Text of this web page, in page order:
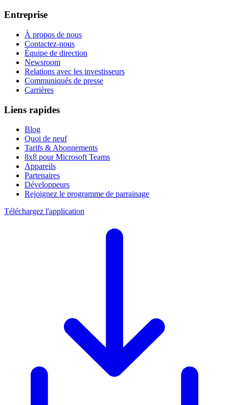
Entreprise
À propos de nous
Contactez-nous
Équipe de direction
Newsroom
Relations avec les investisseurs
Communiqués de presse
Carrières
Liens rapides
Blog
Quoi de neuf
Tarifs & Abonnements
8x8 pour Microsoft Teams
Appareils
Partenaires
Développeurs
Rejoignez le programme de parrainage
Téléchargez l'application